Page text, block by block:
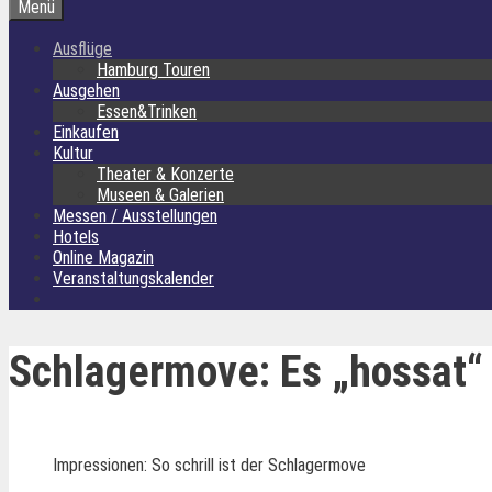
Menü
Ausflüge
Hamburg Touren
Ausgehen
Essen&Trinken
Einkaufen
Kultur
Theater & Konzerte
Museen & Galerien
Messen / Ausstellungen
Hotels
Online Magazin
Veranstaltungskalender
Schlagermove: Es
Impressionen: So schrill ist der Schlagermove